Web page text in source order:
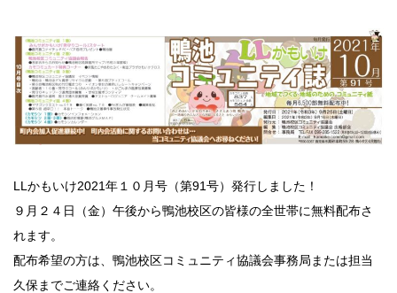
LLかもいけ2021年１０月号（第91号）発行しました！
９月２４日（金）午後から鴨池校区の皆様の全世帯に無料配布さ
れます。
配布希望の方は、鴨池校区コミュニティ協議会事務局または担当
久保までご連絡ください。